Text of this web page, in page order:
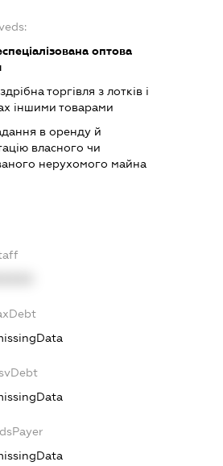
оптова
торгівля з лотків і
іншими товарами
в оренду й
власного чи
нерухомого майна